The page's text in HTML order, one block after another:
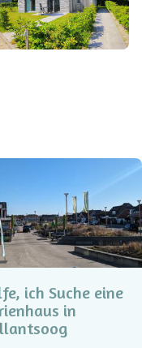
ich Suche eine
in